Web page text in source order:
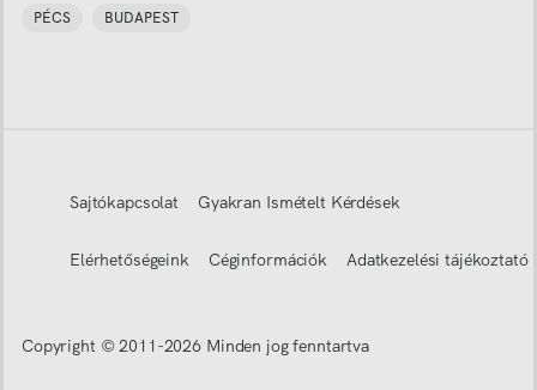
PÉCS BUDAPEST
Sajtókapcsolat Gyakran Ismételt Kérdések
Elérhetőségeink Céginformációk Adatkezelési tájékoztató
Copyright © 2011-2026 Minden jog fenntartva